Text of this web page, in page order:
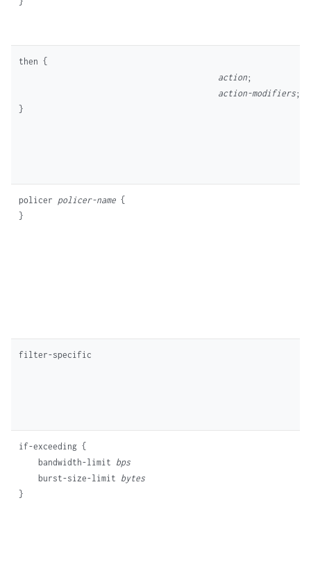
then {
action;
action-modifiers;
policer policer-name {
if-exceeding {
    bandwidth-limit
bps
    burst-size-limit
bytes